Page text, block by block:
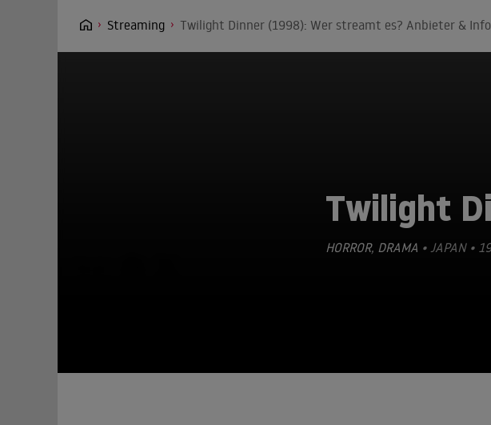
Streaming Twilight Dinner (1998): Wer streamt es? Anbieter &
Twilight
HORROR, DRAMA • JAPAN •